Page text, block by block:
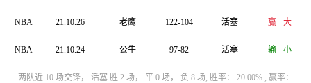
NBA 21.10.26 老鹰 122-104 活塞 赢 大
NBA 21.10.24 公牛 97-82 活塞 输 小
两队近 10 场交锋， 活塞 胜 2 场， 平 0 场， 负 8 场, 胜率： 20.00% , 赢率：